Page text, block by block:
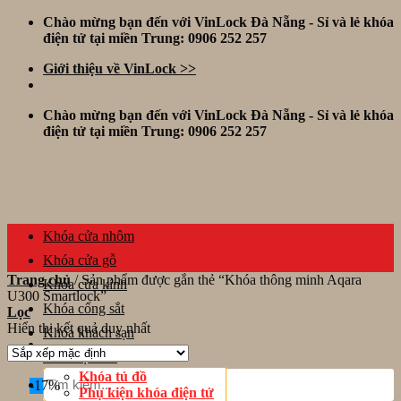
Skip
Chào mừng bạn đến với VinLock Đà Nẵng - Sỉ và lẻ khóa
điện tử tại miền Trung: 0906 252 257
Giới thiệu về VinLock >>
Chào mừng bạn đến với VinLock Đà Nẵng - Sỉ và lẻ khóa
điện tử tại miền Trung: 0906 252 257
Tìm
kiếm:
Khóa cửa nhôm
Khóa cửa gỗ
Khóa cửa kính
Khóa cổng sắt
Khóa khách sạn
Thiết bị khác
Khóa tủ đồ
Phụ kiện khóa điện tử
Trang chủ /Sản phẩm được gắn thẻ “Khóa thông minh Aqara
U300 Smartlock”
Lọc
Hiển thị kết quả duy nhất
-17%